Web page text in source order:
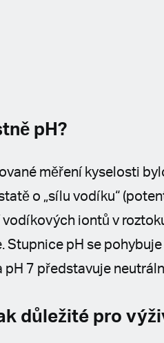
pH?
měření kyselosti
o „sílu vodíku“
iontů v
Stupnice pH se
pH 7 představuje
důležité pro